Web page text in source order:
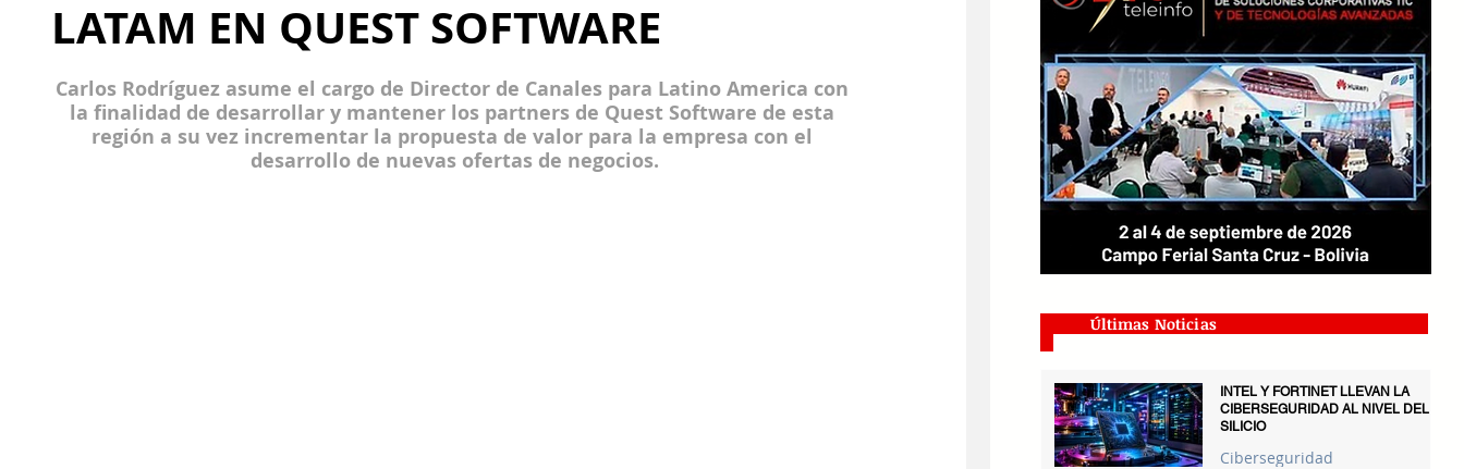
LATAM EN QUEST SOFTWARE
Carlos Rodríguez asume el cargo de Director de Canales para Latino America con
la finalidad de desarrollar y mantener los partners de Quest Software de esta
región a su vez incrementar la propuesta de valor para la empresa con el
desarrollo de nuevas ofertas de negocios.
Últimas Noticias
INTEL Y FORTINET LLEVAN LA
CIBERSEGURIDAD AL NIVEL DEL
SILICIO
Ciberseguridad